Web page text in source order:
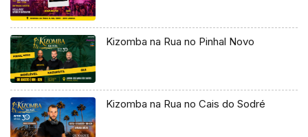
Kizomba na Rua no Pinhal Novo
Kizomba na Rua no Cais do Sodré